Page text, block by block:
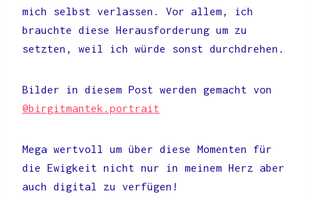
mich selbst verlassen. Vor allem, ich
brauchte diese Herausforderung um zu
setzten, weil ich würde sonst durchdrehen.
Bilder in diesem Post werden gemacht von
@birgitmantek.portrait
Mega wertvoll um über diese Momenten für
die Ewigkeit nicht nur in meinem Herz aber
auch digital zu verfügen!